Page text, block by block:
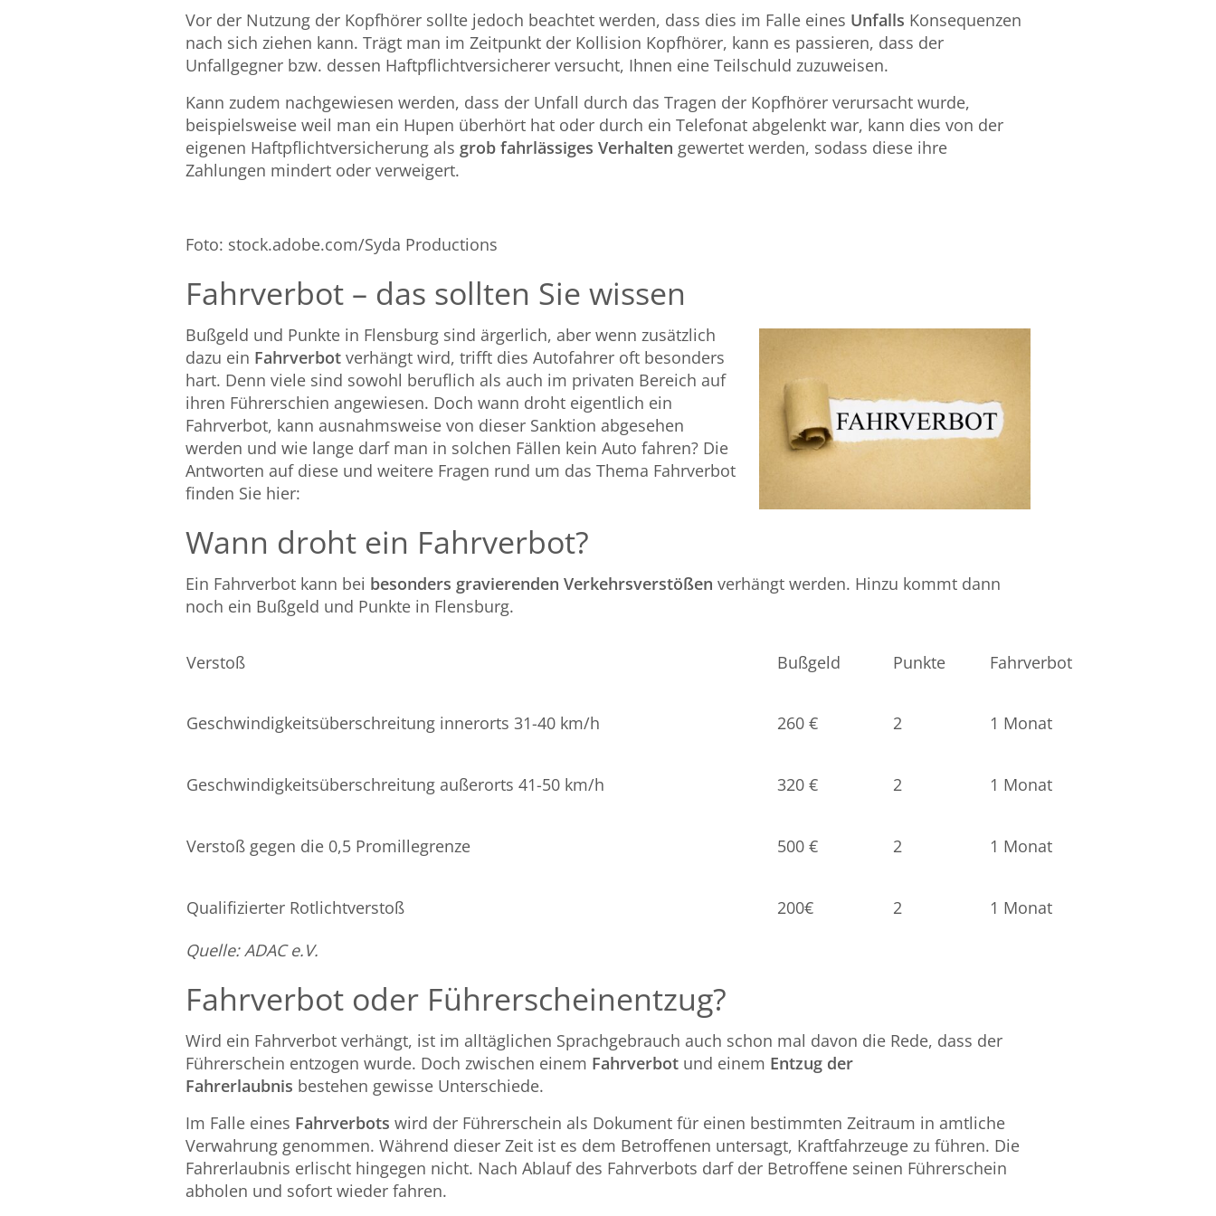
Vor der Nutzung der Kopfhörer sollte jedoch beachtet werden, dass dies im Falle eines Unfalls Konsequenzen
nach sich ziehen kann. Trägt man im Zeitpunkt der Kollision Kopfhörer, kann es passieren, dass der
Unfallgegner bzw. dessen Haftpflichtversicherer versucht, Ihnen eine Teilschuld zuzuweisen.
Kann zudem nachgewiesen werden, dass der Unfall durch das Tragen der Kopfhörer verursacht wurde,
beispielsweise weil man ein Hupen überhört hat oder durch ein Telefonat abgelenkt war, kann dies von der
eigenen Haftpflichtversicherung als grob fahrlässiges Verhalten gewertet werden, sodass diese ihre
Zahlungen mindert oder verweigert.
Foto: stock.adobe.com/Syda Productions
Fahrverbot – das sollten Sie wissen
Bußgeld und Punkte in Flensburg sind ärgerlich, aber wenn zusätzlich
dazu ein Fahrverbot verhängt wird, trifft dies Autofahrer oft besonders
hart. Denn viele sind sowohl beruflich als auch im privaten Bereich auf
ihren Führerschien angewiesen. Doch wann droht eigentlich ein
Fahrverbot, kann ausnahmsweise von dieser Sanktion abgesehen
werden und wie lange darf man in solchen Fällen kein Auto fahren? Die
Antworten auf diese und weitere Fragen rund um das Thema Fahrverbot
finden Sie hier:
Wann droht ein Fahrverbot?
Ein Fahrverbot kann bei besonders gravierenden Verkehrsverstößen verhängt werden. Hinzu kommt dann
noch ein Bußgeld und Punkte in Flensburg.
Verstoß Bußgeld Punkte Fahrverbot
Geschwindigkeitsüberschreitung innerorts 31-40 km/h 260 € 2 1 Monat
Geschwindigkeitsüberschreitung außerorts 41-50 km/h 320 € 2 1 Monat
Verstoß gegen die 0,5 Promillegrenze 500 € 2 1 Monat
Qualifizierter Rotlichtverstoß 200€ 2
1 Monat
Quelle: ADAC e.V.
Fahrverbot oder Führerscheinentzug?
Wird ein Fahrverbot verhängt, ist im alltäglichen Sprachgebrauch auch schon mal davon die Rede, dass der
Führerschein entzogen wurde. Doch zwischen einem Fahrverbot und einem Entzug der
Fahrerlaubnis bestehen gewisse Unterschiede.
Im Falle eines Fahrverbots wird der Führerschein als Dokument für einen bestimmten Zeitraum in amtliche
Verwahrung genommen. Während dieser Zeit ist es dem Betroffenen untersagt, Kraftfahrzeuge zu führen. Die
Fahrerlaubnis erlischt hingegen nicht. Nach Ablauf des Fahrverbots darf der Betroffene seinen Führerschein
abholen und sofort wieder fahren.